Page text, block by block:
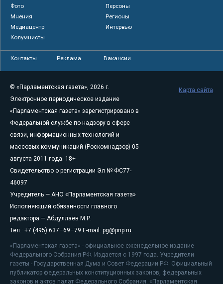
Фото
Персоны
Мнения
Регионы
Медиацентр
Интервью
Колумнисты
Контакты Реклама Вакансии
© «Парламентская газета», 2026 г.
Электронное периодическое издание
«Парламентская газета» зарегистрировано в
Федеральной службе по надзору в сфере
связи, информационных технологий и
массовых коммуникаций (Роскомнадзор) 05
августа 2011 года. 18+
Свидетельство о регистрации Эл № ФС77-
46097
Учредитель — АНО «Парламентская газета»
Исполняющий обязанности главного
редактора — Абдуллаев М.Р.
Тел.: +7 (495) 637–69–79 E-mail: pg@pnp.ru
«Парламентская газета» - официальное еженедельное издание
Федерального Собрания РФ. Издается с 1997 года. Учредители
газеты - Государственная Дума и Совет Федерации РФ. Официальный
публикатор федеральных конституционных законов, федеральных
законов и актов палат Федерального Собрания. «Парламентская
Карта сайта